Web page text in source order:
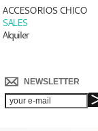
ACCESORIOS CHICO
SALES
Alquiler
NEWSLETTER